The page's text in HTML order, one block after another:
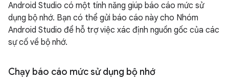
Android Studio có một tính năng giúp báo cáo mức sử
dụng bộ nhớ. Bạn có thể gửi báo cáo này cho Nhóm
Android Studio để hỗ trợ việc xác định nguồn gốc của các
sự cố về bộ nhớ.
Chạy báo cáo mức sử dụng bộ nhớ